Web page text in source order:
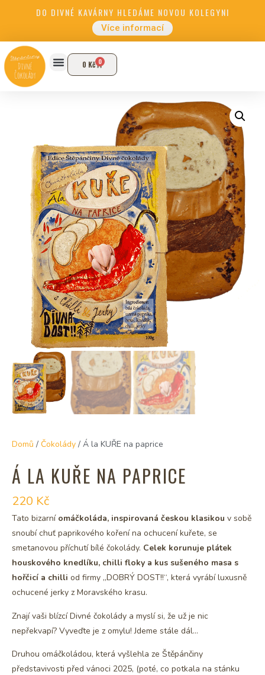
DO DIVNÉ KAVÁRNY HLEDÁME NOVOU KOLEGYNI
Více informací
0 Kč 0
Domů / Čokolády / Á la KUŘE na paprice
Á LA KUŘE NA PAPRICE
220 Kč
Tato bizarní omáčkoláda, inspirovaná českou klasikou v sobě
snoubí chuť paprikového koření na ochucení kuřete, se
smetanovou příchutí bílé čokolády. Celek korunuje plátek
houskového knedlíku, chilli floky a kus sušeného masa s
hořčicí a chilli od firmy „DOBRÝ DOST!!“, která vyrábí luxusně
ochucené jerky z Moravského krasu.
Znají vaši blízcí Divné čokolády a myslí si, že už je nic
nepřekvapí? Vyveďte je z omylu! Jdeme stále dál…
Druhou omáčkoládou, která vyšlehla ze Štěpánčiny
představivosti před vánoci 2025, (poté, co potkala na stánku